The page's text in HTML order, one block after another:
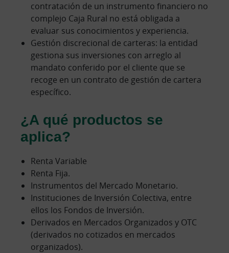
contratación de un instrumento financiero no
complejo Caja Rural no está obligada a
evaluar sus conocimientos y experiencia.
Gestión discrecional de carteras: la entidad
gestiona sus inversiones con arreglo al
mandato conferido por el cliente que se
recoge en un contrato de gestión de cartera
específico.
¿A qué productos se
aplica?
Renta Variable
Renta Fija.
Instrumentos del Mercado Monetario.
Instituciones de Inversión Colectiva, entre
ellos los Fondos de Inversión.
Derivados en Mercados Organizados y OTC
(derivados no cotizados en mercados
organizados).